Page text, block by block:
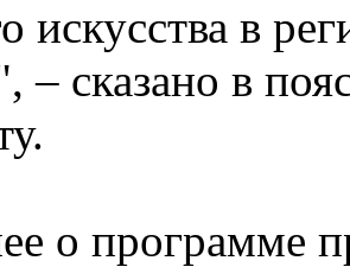
искусства в
– сказано в
о программе